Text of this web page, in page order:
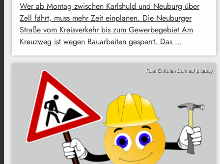
Wer ab Montag zwischen Karlshuld und Neuburg über
Zell fährt, muss mehr Zeit einplanen. Die Neuburger
Straße vom Kreisverkehr bis zum Gewerbegebiet Am
Kreuzweg ist wegen Bauarbeiten gesperrt. Das …
Foto: Christian Dorn auf pixabay